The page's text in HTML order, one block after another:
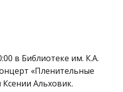
в Библиотеке им. К.А.
«Пленительные
Альховик.